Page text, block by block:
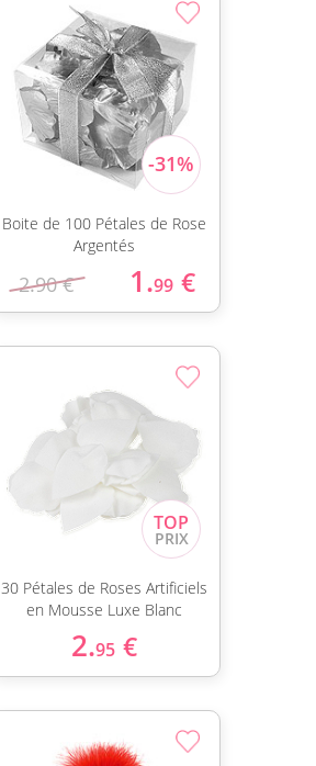
Boite de 100 Pétales de Rose
Argentés
2.90 € 1.99 €
30 Pétales de Roses Artificiels
en Mousse Luxe Blanc
2.95 €